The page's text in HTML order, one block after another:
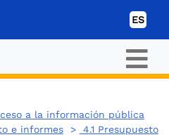
ES
a la información pública
e informes>
4.1 Presupuesto